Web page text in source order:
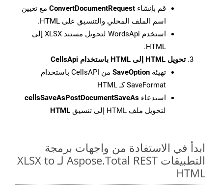
قم بإنشاء ConvertDocumentRequest مع تعيين
اسم الملف المحلي والتنسيق على HTML.
استخدم WordsApi لتحويل مستند XLSX إلى
HTML.
تحويل HTML إلى HTML باستخدام CellsApi
تهيئة SaveOption
من CellsAPI باستخدام
SaveFormat كـ HTML
استدعاء cellsSaveAsPostDocumentSaveAs
لتحويل ملف HTML إلى تنسيق
HTML
ابدأ في الاستفادة من واجهات برمجة
التطبيقات Aspose.Total REST لـ XLSX to
HTML